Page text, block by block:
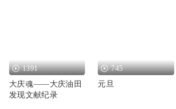
1391
大庆魂——大庆油田
发现文献纪录
745
元旦